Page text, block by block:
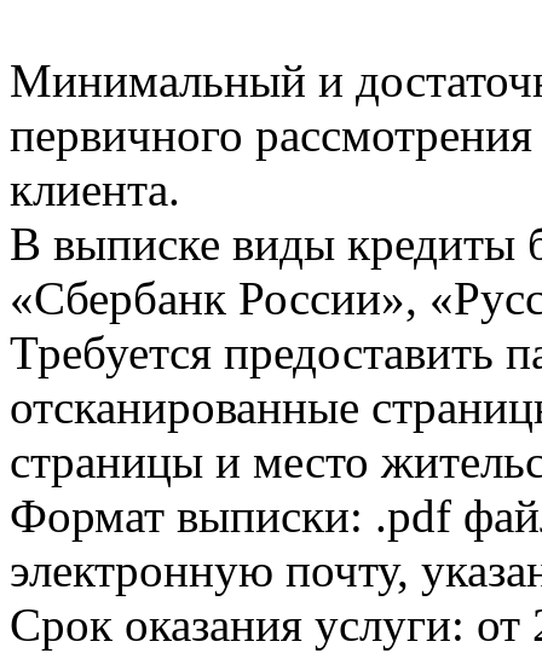
Минимальный и
первичного
клиента.
В выписке виды кредиты
«Сбербанк России»,
Требуется предоставить
отсканированные
страницы и место
Формат выписки: .pdf
электронную почту,
Срок оказания услуги: от